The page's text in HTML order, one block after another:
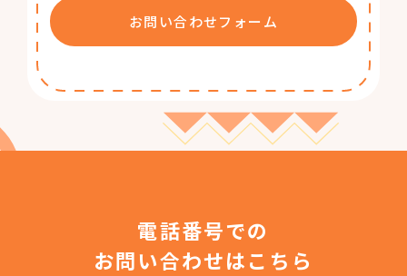
お問い合わせフォーム
電話番号での
お問い合わせはこちら